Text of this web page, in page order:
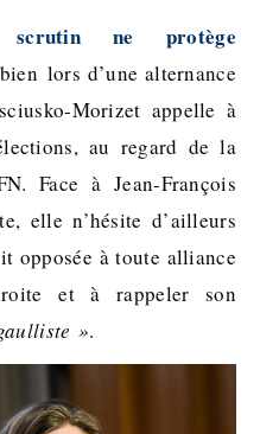
ne protège
lors d’une alternance
Morizet appelle à
au regard de la
Face à Jean-François
elle n’hésite d’ailleurs
opposée à toute alliance
et à rappeler son
».